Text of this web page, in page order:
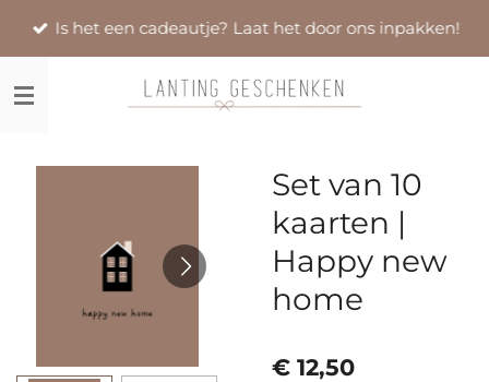
de
Is het een cadeautje? Laat het door ons inpakken!
Set van 10
kaarten |
Happy new
home
€ 12,50